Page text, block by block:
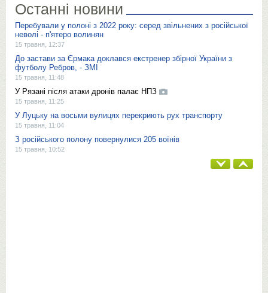
Останні новини
Перебували у полоні з 2022 року: серед звільнених з російської
неволі - п'ятеро волинян
15 травня, 12:37
До застави за Єрмака доклався екстренер збірної України з
футболу Ребров, - ЗМІ
15 травня, 11:48
У Рязані після атаки дронів палає НПЗ
15 травня, 11:25
У Луцьку на восьми вулицях перекриють рух транспорту
15 травня, 11:04
З російського полону повернулися 205 воїнів
15 травня, 10:52